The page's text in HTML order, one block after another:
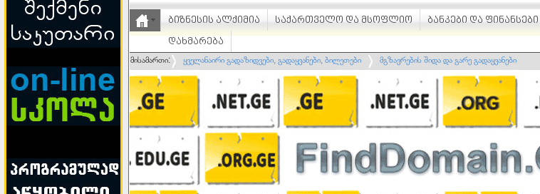
ბიზნესის ალქიმია საქართველო და მსოფლიო ბანკები და ფინანსები
დახმარება
მისამართი: ყველანაირი გადაზიდვები, გადაყვანები, ბილეთები მგზავრების შიდა და გარე გადაყვანები